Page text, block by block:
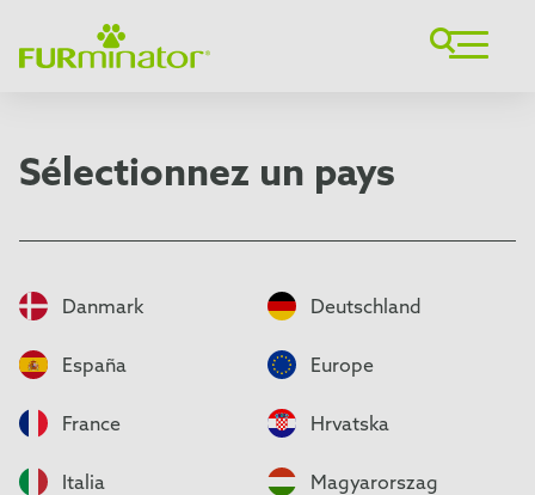
Sélectionnez un pays
Danmark Deutschland
España Europe
France Hrvatska
Italia Magyarorszag